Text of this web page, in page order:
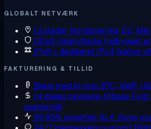
GLOBALT NETVÆRK
13 steder Nordamerika, EU,
DDoS-beskyttelse Indbygget
IPv6 + dedikeret IPv4 Native
FAKTURERING & TILLID
Betal med krypto BTC, XMR,
14 dages pengene-tilbage Fuld
spørgsmål
99,95% oppetids-SLAVores